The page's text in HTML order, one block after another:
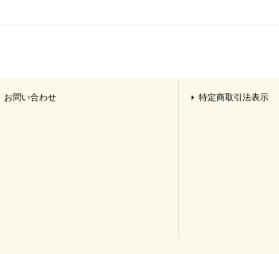
お問い合わせ 特定商取引法表示